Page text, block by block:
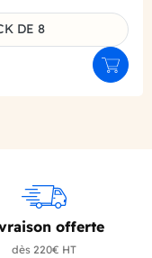
du produit
DE 8
offerte
dès 220€ HT